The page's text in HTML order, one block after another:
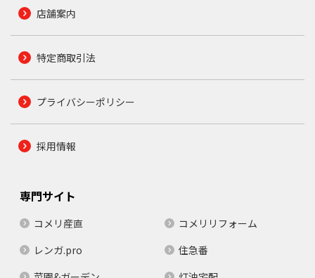
店舗案内
特定商取引法
プライバシーポリシー
採用情報
専門サイト
コメリ産直
コメリリフォーム
レンガ.pro
住急番